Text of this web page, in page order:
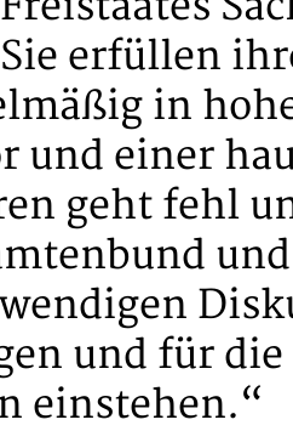
erfüllen
in
und einer
geht fehl
und für
einstehen.“